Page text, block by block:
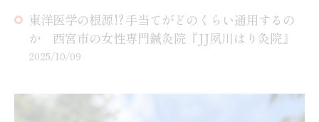
東洋医学の根源⁉︎手当てがどのくらい通用するの
か 西宮市の女性専門鍼灸院『JJ夙川はり灸院』
2025/10/09